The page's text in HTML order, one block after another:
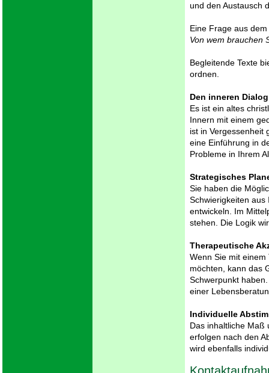
und den Austausch
Eine Frage aus
Von wem brauchen
Begleitende Texte
ordnen.
Den inneren
Es ist ein altes
Innern mit einem
ist in Vergessenheit
eine Einführung in
Probleme in Ihrem
Strategisches
Sie haben die
Schwierigkeiten aus
entwickeln. Im
stehen. Die Logik
Therapeutische
Wenn Sie mit
möchten, kann das
Schwerpunkt
einer
Individuelle
Das inhaltliche Maß
erfolgen nach den
wird ebenfalls